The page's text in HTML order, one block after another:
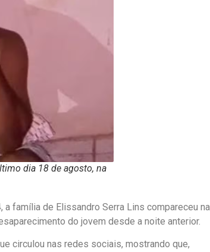
dia 18 de agosto, na
família de Elissandro Serra Lins compareceu na
do jovem desde a noite anterior.
circulou nas redes sociais, mostrando que,